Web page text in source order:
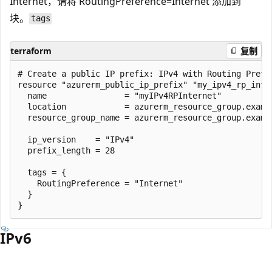
块。
tags
terraform 复制
# Create a public IP prefix: IPv4 with Routing
resource "azurerm_public_ip_prefix"
  name                = "myIPv4RPInternet"
location            =
resource_group_name =
  ip_version    = "IPv4"
  prefix_length = 28
  tags = {
    RoutingPreference = "Internet"
  }
IPv6